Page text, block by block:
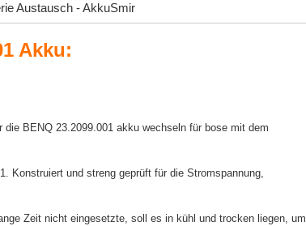
Austausch - AkkuSmir
Akku:
BENQ 23.2099.001 akku wechseln für bose mit dem
Konstruiert und streng geprüft für die Stromspannung,
Zeit nicht eingesetzte, soll es in kühl und trocken liegen, um